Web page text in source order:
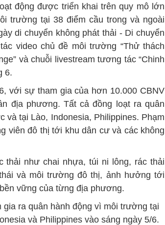
động được triển khai trên quy mô lớn
trường tại 38 điểm cầu trong và ngoài
di chuyển không phát thải - Di chuyển
video chủ đề môi trường “Thử thách
và chuỗi livestream tương tác “Chinh
6.
với sự tham gia của hơn 10.000 CBNV
địa phương. Tất cả đồng loạt ra quân
và tại Lào, Indonesia, Philippines. Phạm
viên đô thị tới khu dân cư và các không
thải như chai nhựa, túi ni lông, rác thải
và môi trường đô thị, ảnh hưởng tới
vững của từng địa phương.